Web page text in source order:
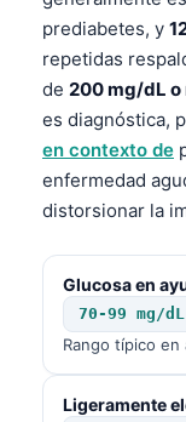
prediabetes, y
repetidas
de 200 mg/dL o
es diagnóstica,
en contexto de
enfermedad
distorsionar la
Glucosa en
70-99 mg/dL
Rango típico
Ligeramente